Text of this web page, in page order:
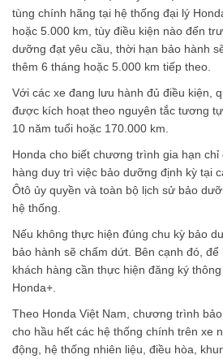
tùng chính hãng tại hệ thống đại lý
hoặc 5.000 km, tùy điều kiện nào đến
dưỡng đạt yêu cầu, thời hạn bảo hành
thêm 6 tháng hoặc 5.000 km tiếp theo.
Với các xe đang lưu hành đủ điều kiện,
được kích hoạt theo nguyên tắc tương
10 năm tuổi hoặc 170.000 km.
Honda cho biết chương trình gia hạn chỉ
hàng duy trì việc bảo dưỡng định kỳ tại
Ôtô ủy quyền và toàn bộ lịch sử bảo
hệ thống.
Nếu không thực hiện đúng chu kỳ bảo
bảo hành sẽ chấm dứt. Bên cạnh đó,
khách hàng cần thực hiện đăng ký
Honda+.
Theo Honda Việt Nam, chương trình
cho hầu hết các hệ thống chính trên xe
động, hệ thống nhiên liệu, điều hòa,